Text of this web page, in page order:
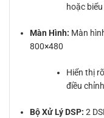
hoặc
Màn Hình: Màn
800×480
Hiển thị
điều
Bộ Xử Lý DSP: 2